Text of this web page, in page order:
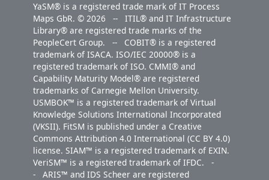
YaSM® is a registered trade mark of IT Process
Maps GbR. © 2026 -- ITIL® and IT Infrastructure
Library® are registered trade marks of the
PeopleCert Group. -- COBIT® is a registered
trademark of ISACA. ISO/IEC 20000® is a
registered trademark of ISO. CMMI® and
Capability Maturity Model® are registered
trademarks of Carnegie Mellon University.
USMBOK™ is a registered trademark of Virtual
Knowledge Solutions International Incorporated
(VKSII). FitSM is published under a Creative
Commons Attribution 4.0 International (CC BY 4.0)
license. SIAM™ is a registered trademark of EXIN.
VeriSM™ is a registered trademark of IFDC. -
- ARIS™ and IDS Scheer are registered